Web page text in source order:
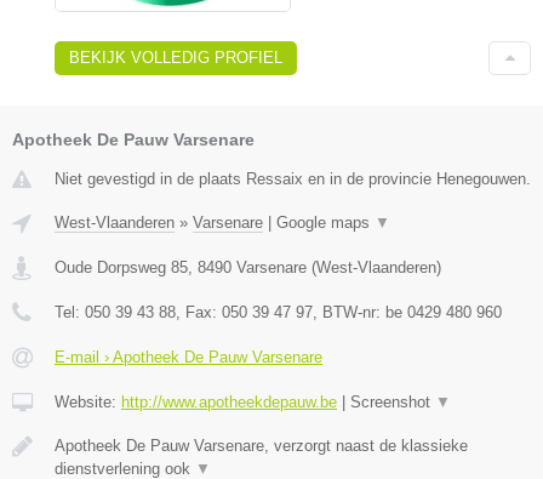
BEKIJK VOLLEDIG PROFIEL
Apotheek De Pauw Varsenare
Niet gevestigd in de plaats Ressaix en in de provincie Henegouwen.
West-Vlaanderen » Varsenare Google maps ▼
Oude Dorpsweg 85 8490 Varsenare (West-Vlaanderen)
Tel: 050 39 43 88 , Fax: 050 39 47 97 , BTW-nr: be 0429 480 960
E-mail › Apotheek De Pauw Varsenare
Website: http://www.apotheekdepauw.be Screenshot ▼
Apotheek De Pauw Varsenare, verzorgt naast de klassieke
dienstverlening ook ▼